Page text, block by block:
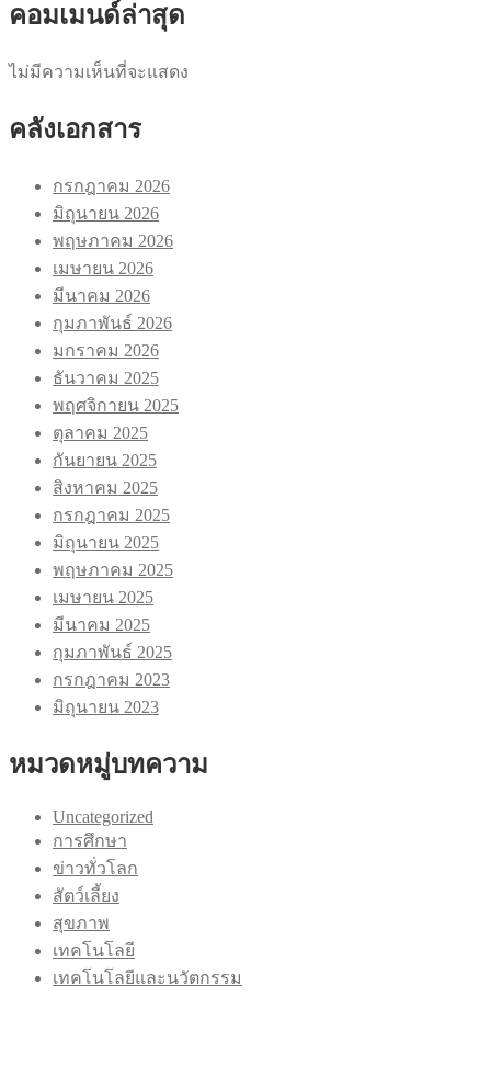
คอมเมนด์ล่าสุด
ไม่มีความเห็นที่จะแสดง
คลังเอกสาร
กรกฎาคม 2026
มิถุนายน 2026
พฤษภาคม 2026
เมษายน 2026
มีนาคม 2026
กุมภาพันธ์ 2026
มกราคม 2026
ธันวาคม 2025
พฤศจิกายน 2025
ตุลาคม 2025
กันยายน 2025
สิงหาคม 2025
กรกฎาคม 2025
มิถุนายน 2025
พฤษภาคม 2025
เมษายน 2025
มีนาคม 2025
กุมภาพันธ์ 2025
กรกฎาคม 2023
มิถุนายน 2023
หมวดหมู่บทความ
Uncategorized
การศึกษา
ข่าวทั่วโลก
สัตว์เลี้ยง
สุขภาพ
เทคโนโลยี
เทคโนโลยีและนวัตกรรม